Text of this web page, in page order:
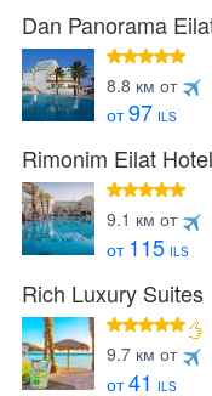
Dan Panorama
звезд
8.8 км от
от97 ILS
Rimonim Eilat Hotel
звезд
9.1 км от
от 115 ILS
Rich Luxury Suites
звезд
9.7 км от
от41 ILS